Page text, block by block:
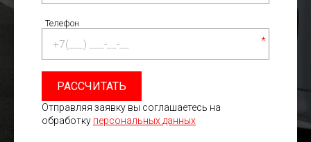
Телефон
*
РАССЧИТАТЬ
Отправляя заявку вы соглашаетесь на
обработку персональных данных